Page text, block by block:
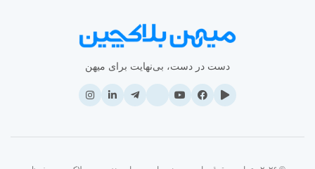
دست در دست، بی‌نهایت برای میهن